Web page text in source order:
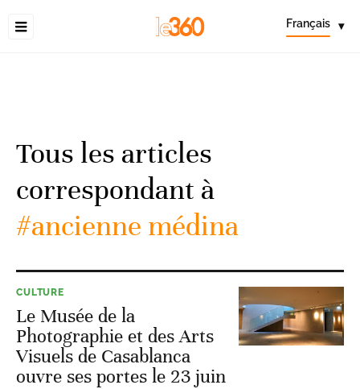
Français ▾
Tous les articles
correspondant à
#ancienne médina
CULTURE
Le Musée de la
Photographie et des Arts
Visuels de Casablanca
ouvre ses portes le 23 juin